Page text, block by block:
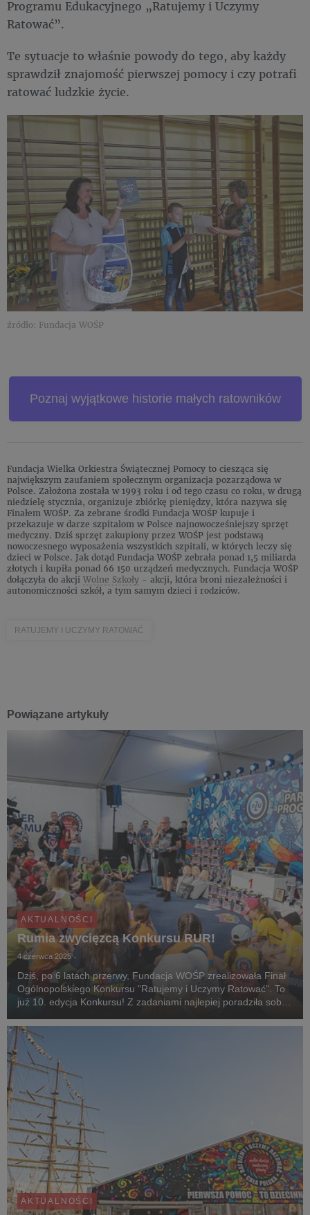
Programu Edukacyjnego „Ratujemy i Uczymy
Ratować”.
Te sytuacje to właśnie powody do tego, aby każdy
sprawdził znajomość pierwszej pomocy i czy potrafi
ratować ludzkie życie.
źródło: Fundacja WOŚP
Poznaj wyjątkowe historie małych ratowników
Fundacja Wielka Orkiestra Świątecznej Pomocy to ciesząca się
największym zaufaniem społecznym organizacja pozarządowa w
Polsce. Założona została w 1993 roku i od tego czasu co roku, w drugą
niedzielę stycznia, organizuje zbiórkę pieniędzy, która nazywa się
Finałem WOŚP. Za zebrane środki Fundacja WOŚP kupuje i
przekazuje w darze szpitalom w Polsce najnowocześniejszy sprzęt
medyczny. Dziś sprzęt zakupiony przez WOŚP jest podstawą
nowoczesnego wyposażenia wszystkich szpitali, w których leczy się
dzieci w Polsce. Jak dotąd Fundacja WOŚP zebrała ponad 1,5 miliarda
złotych i kupiła ponad 66 150 urządzeń medycznych. Fundacja WOŚP
dołączyła do akcji Wolne Szkoły - akcji, która broni niezależności i
autonomiczności szkół, a tym samym dzieci i rodziców.
RATUJEMY I UCZYMY RATOWAĆ
Powiązane artykuły
AKTUALNOŚCI
Rumia zwycięzcą Konkursu RUR!
4 czerwca 2025
Dziś, po 6 latach przerwy, Fundacja WOŚP zrealizowała Finał
Ogólnopolskiego Konkursu "Ratujemy i Uczymy Ratować". To
już 10. edycja Konkursu! Z zadaniami najlepiej poradziła sobie
Majkowskiego w Rumi i to ona została zwyc...
AKTUALNOŚCI